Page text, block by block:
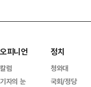
오피니언
칼럼
기자의 눈
정치
청와대
국회/정당